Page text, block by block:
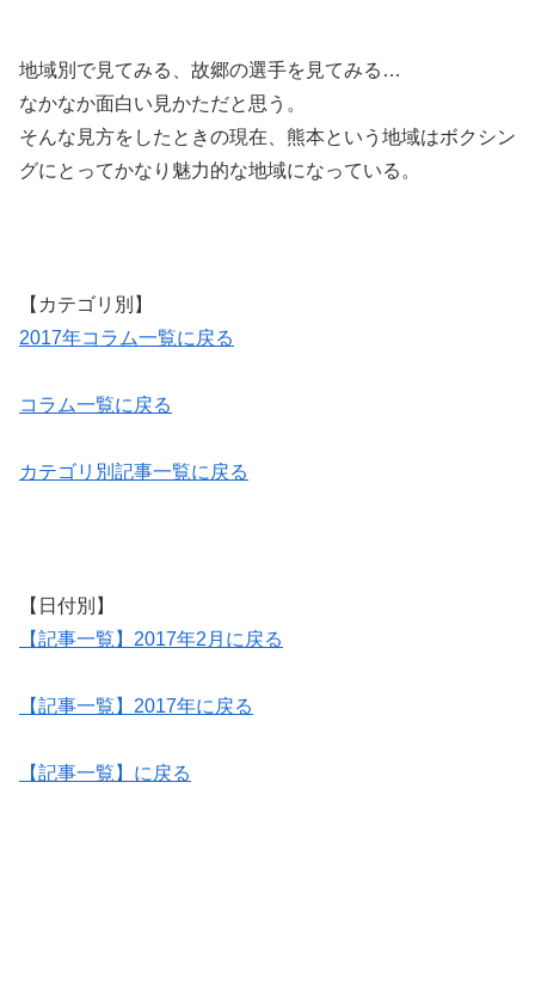
地域別で見てみる、故郷の選手を見てみる…
なかなか面白い見かただと思う。
そんな見方をしたときの現在、熊本という地域はボクシン
グにとってかなり魅力的な地域になっている。
【カテゴリ別】
2017年コラム一覧に戻る
コラム一覧に戻る
カテゴリ別記事一覧に戻る
【日付別】
【記事一覧】2017年2月に戻る
【記事一覧】2017年に戻る
【記事一覧】に戻る